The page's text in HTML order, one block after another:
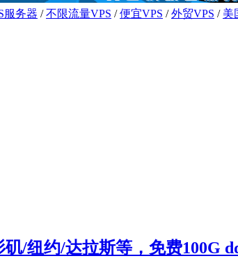
服务器 /不限流量VPS /便宜VPS /外贸VPS / 美
/纽约/达拉斯等，免费100G